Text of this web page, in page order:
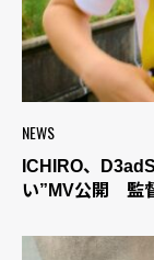
NEWS
ICHIRO、
い”MV公開 監